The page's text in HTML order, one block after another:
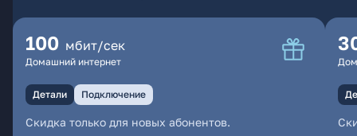
100 мбит/сек
Домашний интернет
Детали Подключение
Скидка только для новых абонентов.